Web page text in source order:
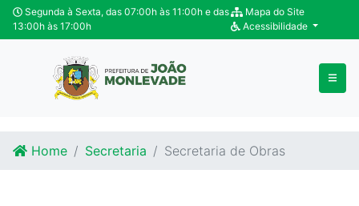
Ir para o conteúdo
Ir para o fim do conteúdo
Segunda à Sexta, das 07:00h às 11:00h e das
13:00h às 17:00h
Mapa do Site
Acessibilidade
Home Secretaria Secretaria de Obras